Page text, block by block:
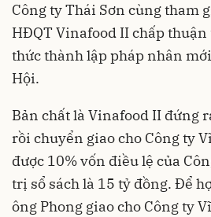
Công ty Thái Sơn cùng tham
HĐQT Vinafood II chấp
thức thành lập pháp nhân
Hội.
Bản chất là Vinafood II đứng
rồi chuyển giao cho Công ty
được 10% vốn điều lệ của
trị sổ sách là 15 tỷ đồng. Để
ông Phong giao cho Công ty